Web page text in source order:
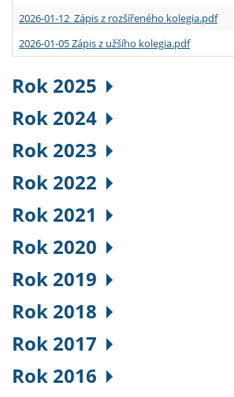
2026-01-12 Zápis z rozšířeného kolegia.pdf
2026-01-05 Zápis z užšího kolegia.pdf
Rok 2025
Rok 2024
Rok 2023
Rok 2022
Rok 2021
Rok 2020
Rok 2019
Rok 2018
Rok 2017
Rok 2016